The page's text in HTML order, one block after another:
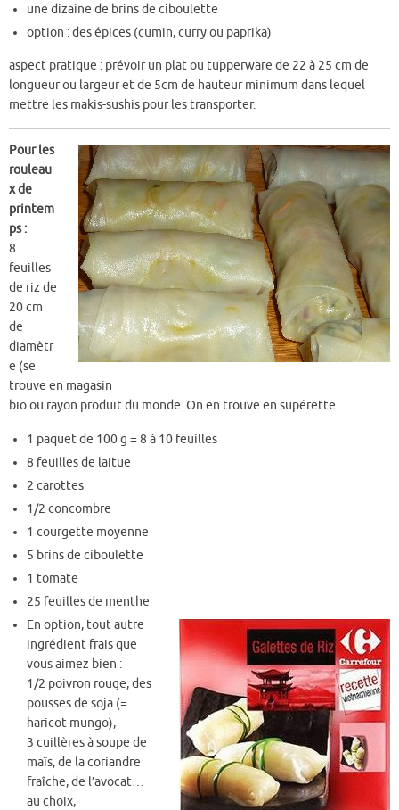
une dizaine de brins de ciboulette
option : des épices (cumin, curry ou paprika)
aspect pratique : prévoir un plat ou tupperware de 22 à 25 cm de
longueur ou largeur et de 5cm de hauteur minimum dans lequel
mettre les makis-sushis pour les transporter.
Pour les
rouleau
x de
printem
ps :
8
feuilles
de riz de
20 cm
de
diamètr
e (se
trouve en magasin
bio ou rayon produit du monde. On en trouve en supérette.
1 paquet de 100 g = 8 à 10 feuilles
8 feuilles de laitue
2 carottes
1/2 concombre
1 courgette moyenne
5 brins de ciboulette
1 tomate
25 feuilles de menthe
En option, tout autre
ingrédient frais que
vous aimez bien :
1/2 poivron rouge, des
pousses de soja (=
haricot mungo),
3 cuillères à soupe de
maïs, de la coriandre
fraîche, de l’avocat…
au choix,